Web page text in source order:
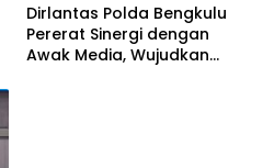
Dirlantas Polda Bengkulu
Pererat Sinergi dengan
Awak Media, Wujudkan